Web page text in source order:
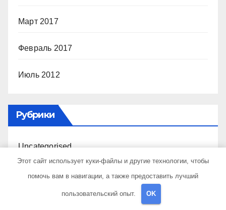
Март 2017
Февраль 2017
Июль 2012
Рубрики
Uncategorised
Бизнес советник
Этот сайт использует куки-файлы и другие технологии, чтобы
помочь вам в навигации, а также предоставить лучший
пользовательский опыт. OK